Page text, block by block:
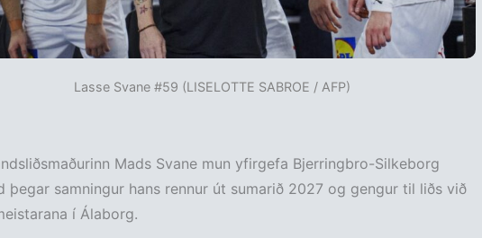
Lasse Svane #59 (LISELOTTE SABROE / AFP)
Mads Svane mun yfirgefa Bjerringbro-Silkeborg
þegar samningur hans rennur út sumarið 2027 og gengur til liðs við
í Álaborg.